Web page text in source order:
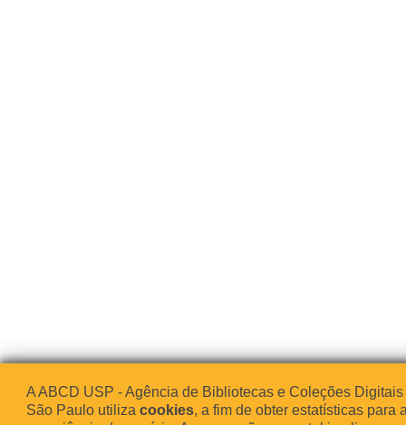
A ABCD USP - Agência de Bibliotecas e Coleções
São Paulo utiliza cookies, a fim de obter estatísticas para